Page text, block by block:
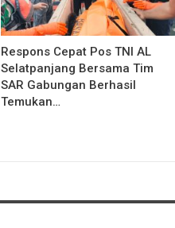
Respons Cepat Pos TNI AL
Selatpanjang Bersama Tim
SAR Gabungan Berhasil
Temukan…